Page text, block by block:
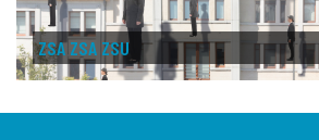
ZSA ZSA ZSU